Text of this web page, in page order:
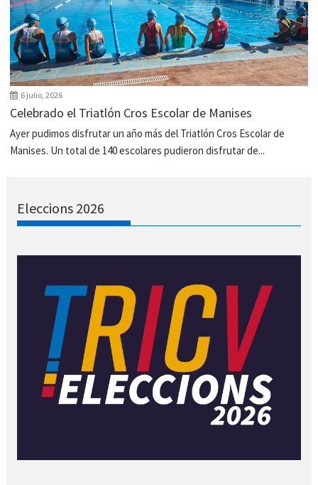
6 julio, 2026
Celebrado el Triatlón Cros Escolar de Manises
Ayer pudimos disfrutar un año más del Triatlón Cros Escolar de
Manises. Un total de 140 escolares pudieron disfrutar de...
Eleccions 2026